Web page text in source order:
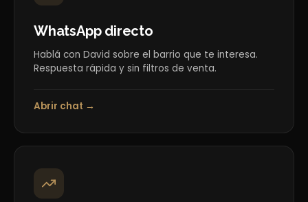
WhatsApp directo
Hablá con David sobre el barrio que te interesa.
Respuesta rápida y sin filtros de venta.
Abrir chat →